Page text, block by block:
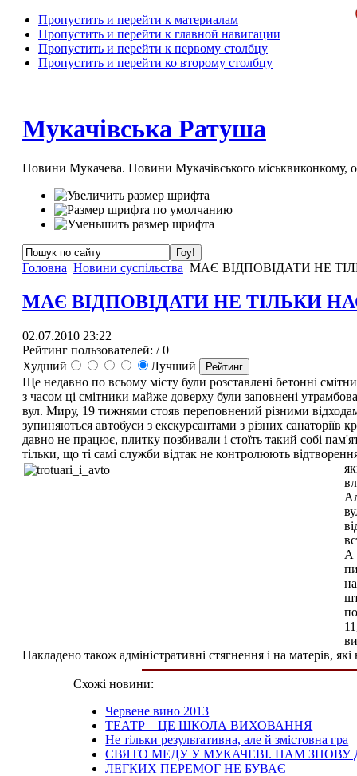
Пропустить и перейти к материалам
Пропустить и перейти к главной навигации
Пропустить и перейти к первому столбцу
Пропустить и перейти ко второму столбцу
Мукачівська Ратуша
Новини Мукачева. Новини Мукачівського міськвиконкому,
Головна Новини суспільства МАЄ ВІДПОВІДАТИ НЕ
МАЄ ВІДПОВІДАТИ НЕ ТІЛЬКИ
02.07.2010 23:22
Рейтинг пользователей: / 0
Худший
Лучший
Ще недавно по всьому місту були розставлені бетонні
з часом ці смітники майже доверху були заповнені
вул. Миру, 19 тижнями стояв переповнений різними
зупиняються автобуси з екскурсантами з різних
давно не працює, плитку позбивали і стоїть такий собі
тільки, що ті самі служби відтак не контролюють
А
Накладено також адміністративні стягнення і на матерів,
Схожі новини:
Червене вино 2013
ТЕАТР – ЦЕ ШКОЛА ВИХОВАННЯ
Не тільки результативна, але й змістовна гра
СВЯТО МЕДУ У МУКАЧЕВІ. НАМ
ЛЕГКИХ ПЕРЕМОГ НЕ БУВАЄ